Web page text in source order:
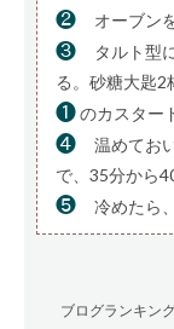
❷ オーブン
❸
タルト型
る。砂糖大匙2
❶のカスター
❹
温めてお
で、35分から
❺ 冷めたら
ブログランキン